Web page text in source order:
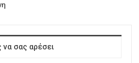
σας αρέσει